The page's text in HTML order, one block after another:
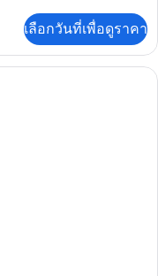
เลือกวันที่เพื่อดูราคา